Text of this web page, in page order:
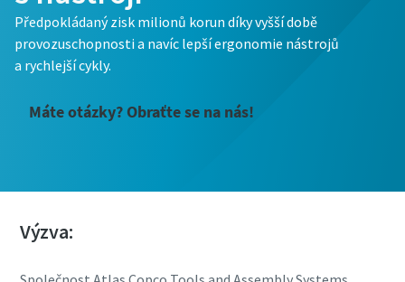
Předpokládaný zisk milionů korun díky vyšší době
provozuschopnosti a navíc lepší ergonomie nástrojů
a rychlejší cykly.
Máte otázky? Obraťte se na nás!
Výzva: